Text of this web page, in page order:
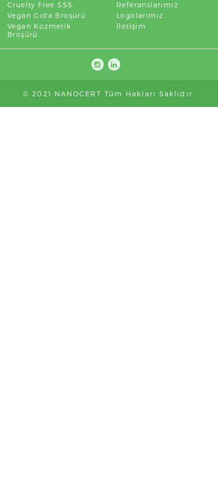
Cruelty Free SSS.
Vegan Gıda Broşürü
Vegan Kozmetik
Broşürü
Referanslarımız
Logolarımız
İletişim
© 2021 NANOCERT Tüm Hakları Saklıdır.